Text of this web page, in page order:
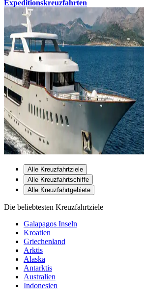
Expeditionskreuzfahrten
Alle Kreuzfahrtziele
Alle Kreuzfahrtschiffe
Alle Kreuzfahrtgebiete
Die beliebtesten Kreuzfahrtziele
Galapagos Inseln
Kroatien
Griechenland
Arktis
Alaska
Antarktis
Australien
Indonesien